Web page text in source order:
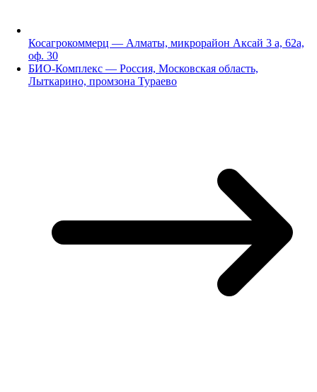
Косагрокоммерц — Алматы, микрорайон Аксай 3 а, 62а,
оф. 30
БИО-Комплекс — Россия, Московская область,
Лыткарино, промзона Тураево